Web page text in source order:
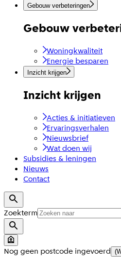
Gebouw verbeteringen
Gebouw
Woningkwaliteit
Energie besparen
Inzicht krijgen
Inzicht krijgen
Acties & initiatieven
Ervaringsverhalen
Nieuwsbrief
Wat doen wij
Subsidies & leningen
Nieuws
Contact
Zoekterm
Nog geen postcode ingevoerd